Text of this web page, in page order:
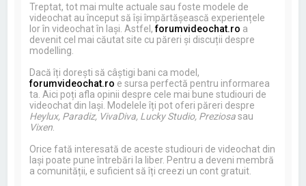
Treptat, tot mai multe actuale sau foste modele de
videochat au început să își împărtășească experiențele
lor în videochat în Iași. Astfel,forumvideochat.ro a
devenit cel mai căutat site cu păreri și discuții despre
modelling.
Dacă îți dorești să câștigi bani ca model,
forumvideochat.ro e sursa perfectă pentru informarea
ta. Aici poți afla opinii despre cele mai bune studiouri de
videochat din Iași. Modelele îți pot oferi păreri despre
Heylux, Paradiz, VivaDiva, Lucky Studio, Preziosasau
Vixen
Orice fată interesată de aceste studiouri de videochat din
Iași poate pune întrebări la liber. Pentru a deveni membră
a comunității, e suficient să îți creezi un cont gratuit.